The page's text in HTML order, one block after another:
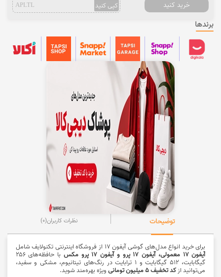
خرید کنید کپی کنید APLTL
برندها
توضیحات نظرات کاربران(0)
برای خرید انواع مدل‌های گوشی آیفون ۱۷ از فروشگاه اینترنتی تکنولایف شامل
آیفون ۱۷ معمولی، آیفون ۱۷ پرو و آیفون ۱۷ پرو مکس
با حافظه‌های ۲۵۶
گیگابایت، ۵۱۲ گیگابایت و ۱ ترابایت در رنگ‌های تیتانیوم، مشکی و سفید،
می‌توانید از کد تخفیف ۵ میلیون تومانی ویژه بهره‌مند شوید.